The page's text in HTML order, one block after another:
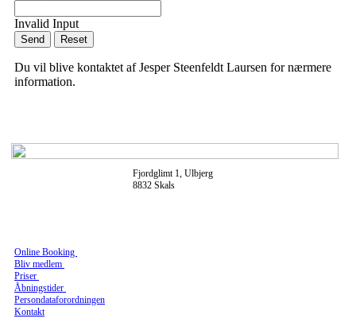
Invalid Input
Send Reset
Du vil blive kontaktet af Jesper Steenfeldt Laursen for nærmere
information.
Fjordglimt 1, Ulbjerg
8832 Skals
Online Booking
Bliv medlem
Priser
Åbningstider
Persondataforordningen
Kontakt